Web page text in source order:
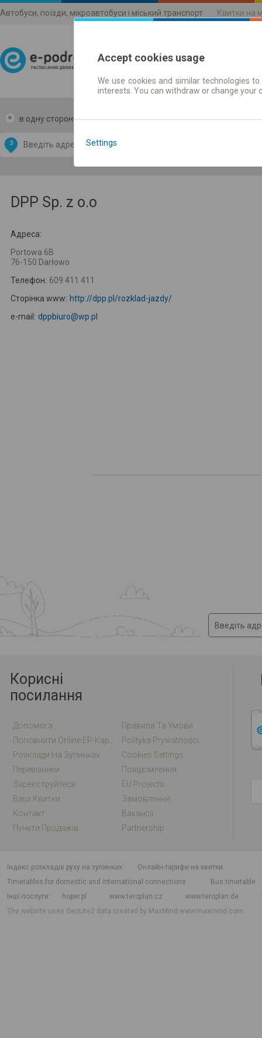
Автобуси, поїзди, мікроавтобуси і міський транспорт Квитки на
Розклади руху
в одну сторону в дві сторони
З
by
OpenStreetMap
DPP Sp. z o.o
Адреса:
Portowa 6B
76-150 Darłowo
Телефон: 609 411 411
Сторінка www: http://dpp.pl/rozklad-jazdy/
e-mail: dppbiuro@wp.pl
Корисні
посилання
Допомога
Правила Та Умови
Polityka Prywatności
Розклади На Зупинках
Cookies Settings
Перевізники
Повідомлення
Зареєструйтеся
EU Projects
Ваші Квитки
Замовлення
Контакт
Вакансії
Пункти Продажів
Partnership
індекс розкладів руху на зупинках
Онлайн-тарифи на квитки
Timetables for domestic and international connections
Bus timetable
Інші послуги
hoper.pl www.teroplan.cz www.teroplan.de
The website uses GeoLite2 data created by MaxMindwww.maxmind.com
Accept cookies usage
We use cookies and similar technologies
interests. You can withdraw or change
Settings